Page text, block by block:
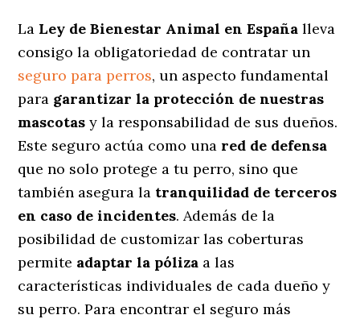
La Ley de Bienestar Animal en España lleva
consigo la obligatoriedad de contratar un
seguro para perros, un aspecto fundamental
para garantizar la protección de nuestras
mascotas y la responsabilidad de sus dueños.
Este seguro actúa como una red de defensa
que no solo protege a tu perro, sino que
también asegura la tranquilidad de terceros
en caso de incidentes. Además de la
posibilidad de customizar las coberturas
permite adaptar la póliza a las
características individuales de cada dueño y
su perro. Para encontrar el seguro más